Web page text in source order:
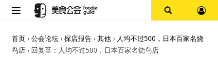
首页
首页 › 公会论坛 › 探店报告 › 其他 › 人均不过500，日本百家名烧
鸟店 › 回复至：人均不过500，日本百家名烧鸟店